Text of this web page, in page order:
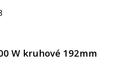
W kruhové 192mm